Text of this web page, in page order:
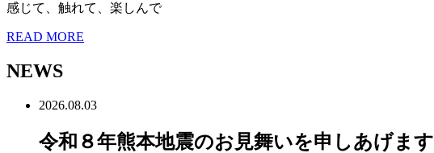
感じて、触れて、楽しんで
READ MORE
NEWS
2026.08.03
令和８年熊本地震のお見舞いを申しあげます